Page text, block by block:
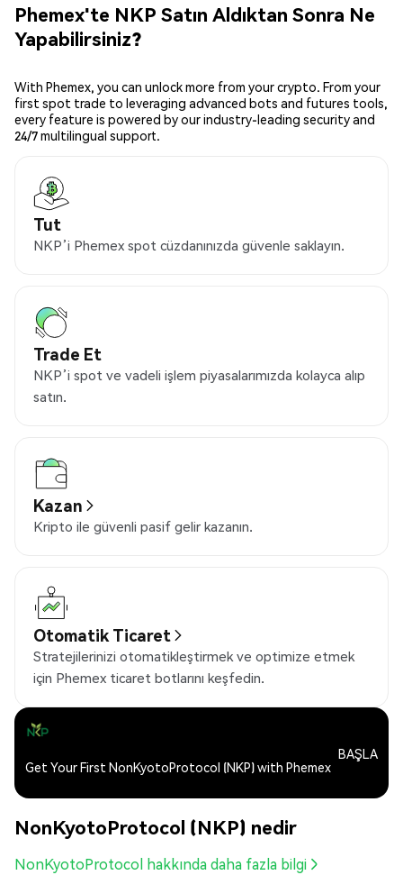
Phemex'te NKP Satın Aldıktan Sonra Ne
Yapabilirsiniz?
With Phemex, you can unlock more from your crypto. From your
first spot trade to leveraging advanced bots and futures tools,
every feature is powered by our industry-leading security and
24/7 multilingual support.
Tut
NKP’i Phemex spot cüzdanınızda güvenle saklayın.
Trade Et
NKP’i spot ve vadeli işlem piyasalarımızda kolayca alıp
satın.
Kazan
Kripto ile güvenli pasif gelir kazanın.
Otomatik Ticaret
Stratejilerinizi otomatikleştirmek ve optimize etmek
için Phemex ticaret botlarını keşfedin.
Get Your First NonKyotoProtocol (NKP) with Phemex
BAŞLA
NonKyotoProtocol (NKP) nedir
NonKyotoProtocol hakkında daha fazla bilgi